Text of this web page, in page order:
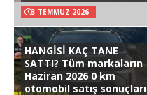
3 TEMMUZ 2026
HANGİSİ KAÇ TANE
SATTI? Tüm markaların
Haziran 2026 0 km
otomobil satış sonuçları